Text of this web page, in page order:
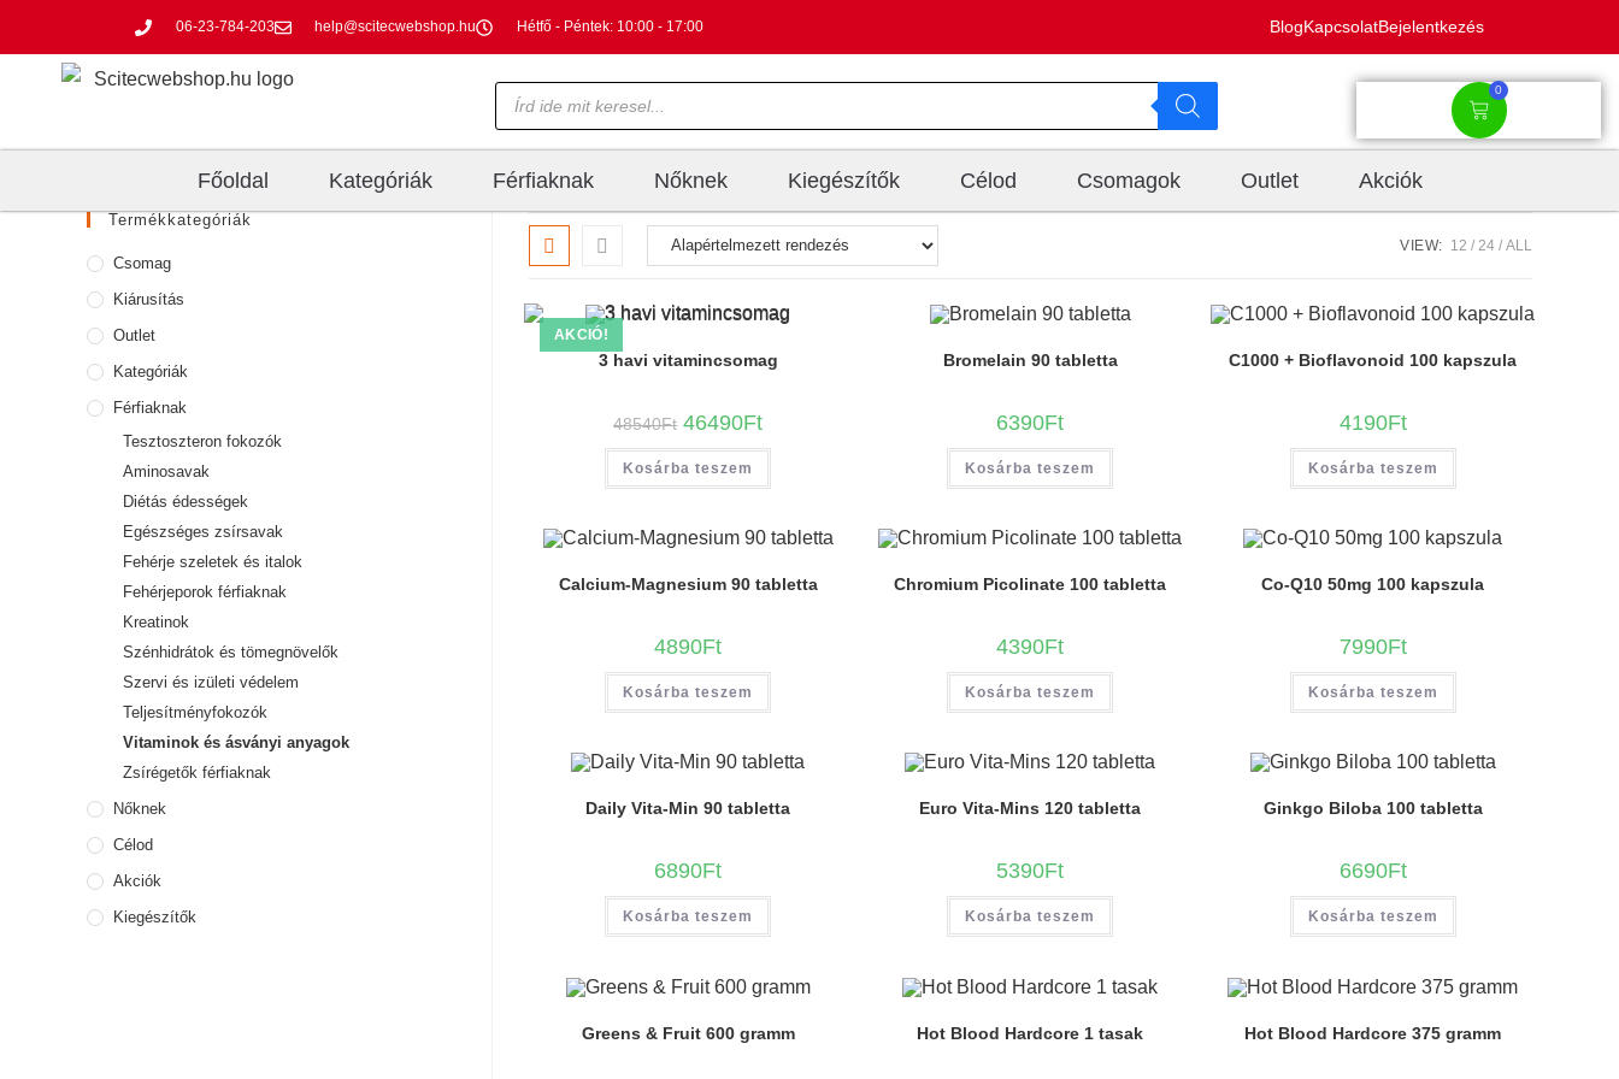
06-23-784-203 help@scitecwebshop.hu Hétfő - Péntek: 10:00 - 17:00 BlogKapcsolatBejelentkezés
0
Főoldal Kategóriák Férfiaknak Nőknek Kiegészítők Célod Csomagok Outlet Akciók
VIEW: 12 24 ALL
AKCIÓ!
3 havi vitamincsomag
48540Ft 46490Ft
Kosárba teszem
Bromelain 90 tabletta
6390Ft
Kosárba teszem
C1000 + Bioflavonoid 100 kapszula
4190Ft
Kosárba teszem
Calcium-Magnesium 90 tabletta
4890Ft
Kosárba teszem
Chromium Picolinate 100 tabletta
4390Ft
Kosárba teszem
Co-Q10 50mg 100 kapszula
7990Ft
Kosárba teszem
Daily Vita-Min 90 tabletta
6890Ft
Kosárba teszem
Euro Vita-Mins 120 tabletta
5390Ft
Kosárba teszem
Ginkgo Biloba 100 tabletta
6690Ft
Kosárba teszem
Greens & Fruit 600 gramm Hot Blood Hardcore 1 tasak Hot Blood Hardcore 375 gramm
Termékkategóriák
Csomag
Kiárusítás
Outlet
Kategóriák
Férfiaknak
Tesztoszteron fokozók
Aminosavak
Diétás édességek
Egészséges zsírsavak
Fehérje szeletek és italok
Fehérjeporok férfiaknak
Kreatinok
Szénhidrátok és tömegnövelők
Szervi és izületi védelem
Teljesítményfokozók
Vitaminok és ásványi anyagok
Zsírégetők férfiaknak
Nőknek
Célod
Akciók
Kiegészítők